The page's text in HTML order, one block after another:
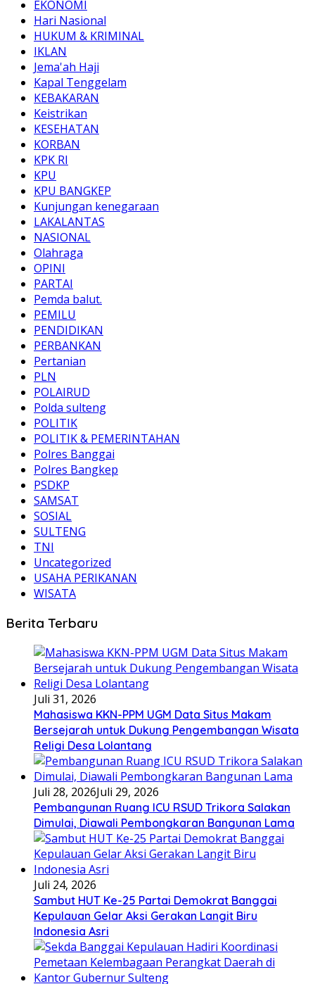
EKONOMI
Hari Nasional
HUKUM & KRIMINAL
IKLAN
Jema'ah Haji
Kapal Tenggelam
KEBAKARAN
Keistrikan
KESEHATAN
KORBAN
KPK RI
KPU
KPU BANGKEP
Kunjungan kenegaraan
LAKALANTAS
NASIONAL
Olahraga
OPINI
PARTAI
Pemda balut.
PEMILU
PENDIDIKAN
PERBANKAN
Pertanian
PLN
POLAIRUD
Polda sulteng
POLITIK
POLITIK & PEMERINTAHAN
Polres Banggai
Polres Bangkep
PSDKP
SAMSAT
SOSIAL
SULTENG
TNI
Uncategorized
USAHA PERIKANAN
WISATA
Berita Terbaru
Juli 31, 2026
Mahasiswa KKN-PPM UGM Data Situs Makam
Bersejarah untuk Dukung Pengembangan Wisata
Religi Desa Lolantang
Juli 28, 2026Juli 29, 2026
Pembangunan Ruang ICU RSUD Trikora Salakan
Dimulai, Diawali Pembongkaran Bangunan Lama
Juli 24, 2026
Sambut HUT Ke-25 Partai Demokrat Banggai
Kepulauan Gelar Aksi Gerakan Langit Biru
Indonesia Asri